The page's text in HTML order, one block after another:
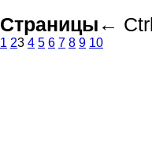
Страницы ← Ctrl
1 23 4 5 6 7 8 9 10